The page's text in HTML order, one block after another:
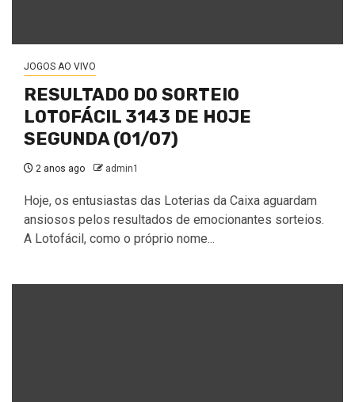
JOGOS AO VIVO
RESULTADO DO SORTEIO
LOTOFÁCIL 3143 DE HOJE
SEGUNDA (01/07)
2 anos ago admin1
Hoje, os entusiastas das Loterias da Caixa aguardam
ansiosos pelos resultados de emocionantes sorteios.
A Lotofácil, como o próprio nome...